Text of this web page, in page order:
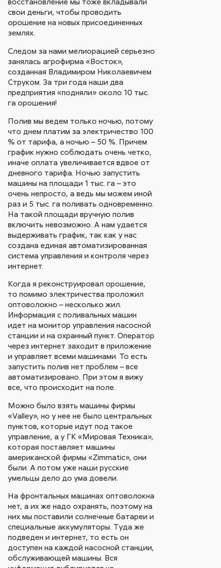
свои деньги, чтобы проводить
орошение на новых присоединенных
землях.
Следом за нами мелиорацией серьезно
занялась агрофирма «Восток»,
созданная Владимиром Николаевичем
Струком. За три года наши два
предприятия «подняли» около 10 тыс.
га орошения!
Полив мы ведем только ночью, потому
что днем платим за электричество 100
% от тарифа, а ночью – 50 %. Причем
график нужно соблюдать очень четко,
иначе оплата увеличивается вдвое от
дневного тарифа. Ночью запустить
машины на площади 1 тыс. га – это
очень непросто, а ведь мы можем иной
раз и 5 тыс. га поливать одновременно.
На такой площади вручную полив
включить невозможно. А нам удается
выдерживать график, так как у нас
создана единая автоматизированная
система управления и контроля через
интернет.
Когда я реконструировал орошение,
то помимо электричества проложил
оптоволокно – несколько жил.
Информация с поливальных машин
идет на монитор управления насосной
станции и на охранный пункт. Оператор
через интернет заходит в приложение
и управляет всеми машинами. То есть
запустить полив нет проблем – все
автоматизировано. При этом я вижу
все, что происходит на поле.
Можно было взять машины фирмы
«Valley», но у нее не было центральных
пунктов, которые идут под такое
управление, а у ГК «Мировая Техника»,
которая поставляет машины
американской фирмы «Zimmatic», они
были. А потом уже наши русские
умельцы дело до ума довели.
На фронтальных машинах оптоволокна
нет, а их же надо охранять, поэтому на
них мы поставили солнечные батареи и
специальные аккумуляторы. Туда же
подведен и интернет, то есть он
доступен на каждой насосной станции,
обслуживающей машины. Вся